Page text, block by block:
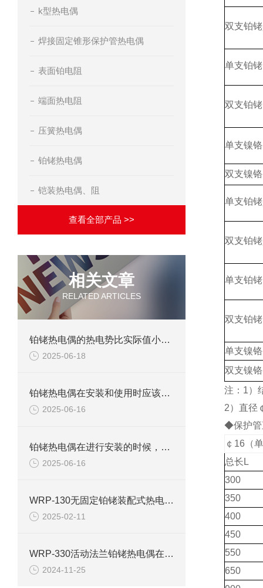
k型热电偶
焊接固定锥形保护管热电偶
表面铂电阻
端面热电阻
压簧热电偶
铂铑热电偶
铠装热电偶、阻
查看全部产品 >>
相关文章
RELATED ARTICLES
铂铑热电偶的热电势比实际值小该如何处理？
2025-06-18
铂铑热电偶在安装和使用时应该注意哪些方面
2025-06-16
铂铑热电偶在进行安装的时候，具体的步骤是什么？
2025-06-16
WRP-130无固定铂铑装配式热电偶使用说明
2025-02-11
WRP-330活动法兰铂铑热电偶在高温工业生产过程中的运用
2024-11-25
双支铂铑
单支铂铑
双支铂铑
单支镍
双支镍
单支铂铑
双支铂铑
单支铂铑
双支铂铑
单支镍
双支镍
注：1）
2）直径
◆保护管
￠16（
总长L
300
350
400
450
550
650